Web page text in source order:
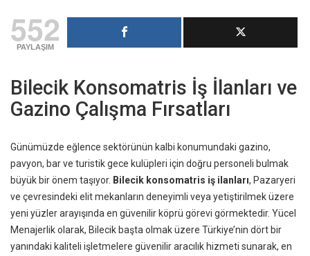
552
PAYLAŞIM
Bilecik Konsomatris İş İlanları ve
Gazino Çalışma Fırsatları
Günümüzde eğlence sektörünün kalbi konumundaki gazino,
pavyon, bar ve turistik gece kulüpleri için doğru personeli bulmak
büyük bir önem taşıyor. Bilecik konsomatris iş ilanları, Pazaryeri
ve çevresindeki elit mekanların deneyimli veya yetiştirilmek üzere
yeni yüzler arayışında en güvenilir köprü görevi görmektedir. Yücel
Menajerlik olarak, Bilecik başta olmak üzere Türkiye’nin dört bir
yanındaki kaliteli işletmelere güvenilir aracılık hizmeti sunarak, en